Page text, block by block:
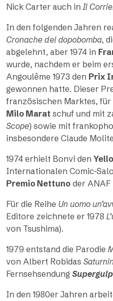
Nick Carter auch inIl
In den folgenden Jahren
Cronache del dopobomba,
abgelehnt, aber 1974 in
wurde, nachdem er beim
Angoulême 1973 den Prix
gewonnen hatte. Dieser
französischen Marktes,
Milo Marat schuf und mit
Scope) sowie mit
insbesondere Claude
1974 erhielt Bonvi den
Internationalen Comic-
Premio Nettuno der ANAF
Für die Reihe Un uomo
Editore zeichnete er 1978
von Tsushima).
1979 entstand die Parodie
von Albert Robidas
Fernsehsendung
In den 1980er Jahren